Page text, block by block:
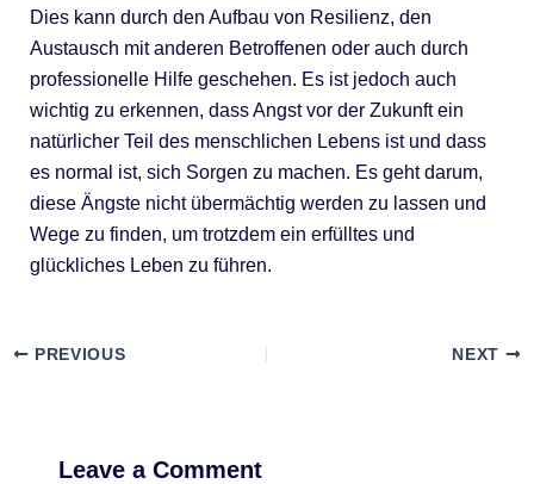
Dies kann durch den Aufbau von Resilienz, den
Austausch mit anderen Betroffenen oder auch durch
professionelle Hilfe geschehen. Es ist jedoch auch
wichtig zu erkennen, dass Angst vor der Zukunft ein
natürlicher Teil des menschlichen Lebens ist und dass
es normal ist, sich Sorgen zu machen. Es geht darum,
diese Ängste nicht übermächtig werden zu lassen und
Wege zu finden, um trotzdem ein erfülltes und
glückliches Leben zu führen.
PREVIOUS NEXT
Leave a Comment